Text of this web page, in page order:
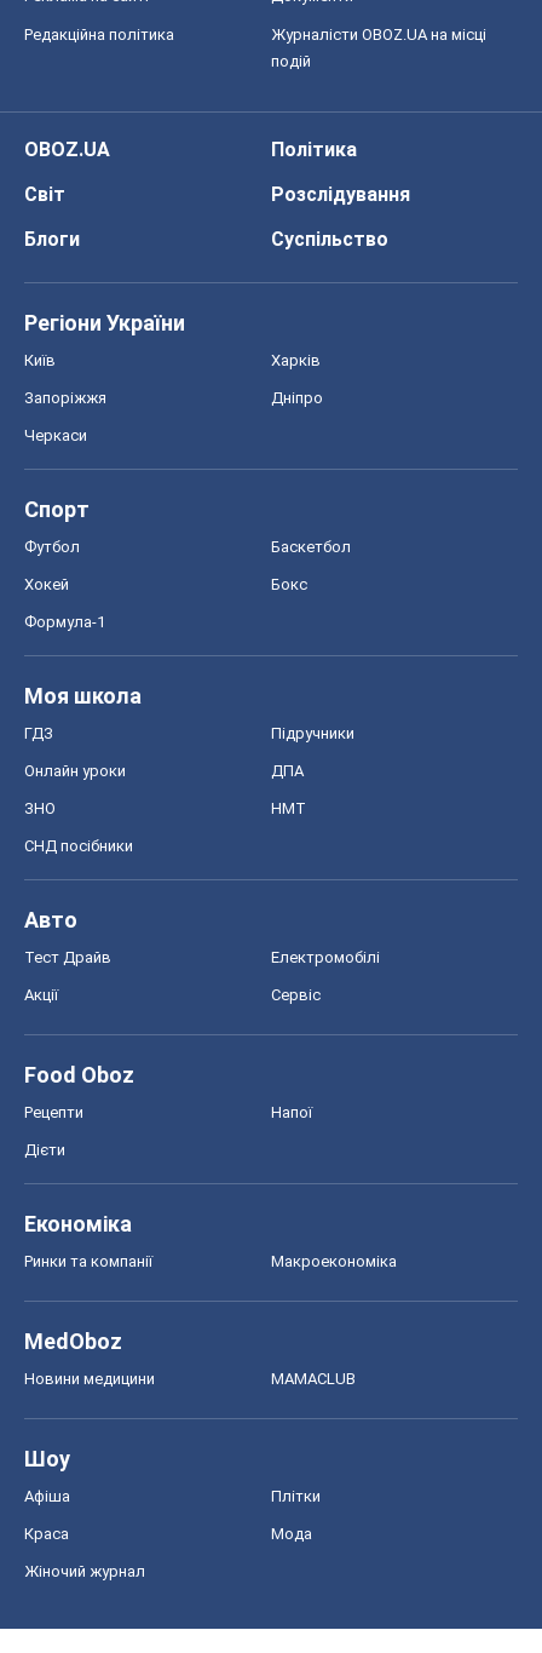
Редакційна політика
Журналісти OBOZ.UA на місці
подій
OBOZ.UA
Політика
Світ
Розслідування
Блоги
Суспільство
Регіони України
Київ Харків
Запоріжжя Дніпро
Черкаси
Спорт
Футбол Баскетбол
Хокей Бокс
Формула-1
Моя школа
ГДЗ Підручники
Онлайн уроки ДПА
ЗНО НМТ
СНД посібники
Авто
Тест Драйв Електромобілі
Акції Сервіс
Food Oboz
Рецепти Напої
Дієти
Економіка
Ринки та компанії Макроекономіка
MedOboz
Новини медицини MAMACLUB
Шоу
Афіша Плітки
Краса Мода
Жіночий журнал